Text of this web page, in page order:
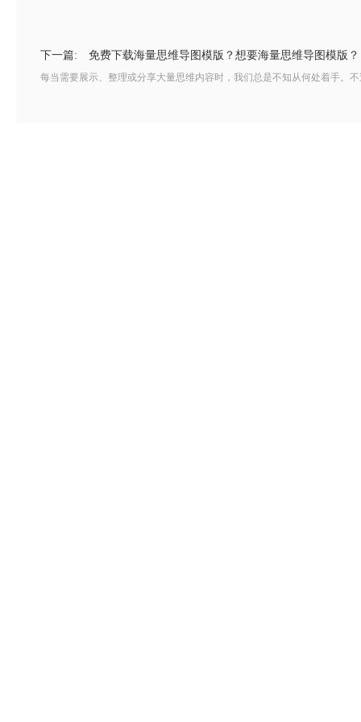
下一篇: 免费下载海量思维导图模版？想要海量思维导图模版？
每当需要展示、整理或分享大量思维内容时，我们总是不知从何处着手